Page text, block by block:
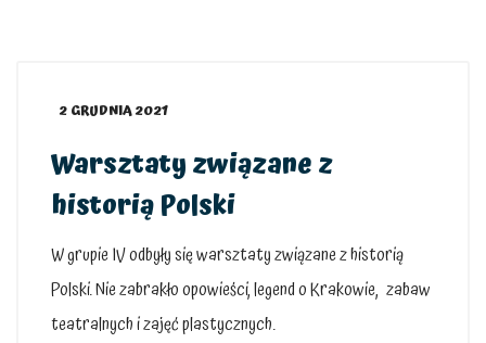
2 GRUDNIA 2021
Warsztaty związane z
historią Polski
W grupie IV odbyły się warsztaty związane z historią
Polski. Nie zabrakło opowieści, legend o Krakowie, zabaw
teatralnych i zajęć plastycznych.